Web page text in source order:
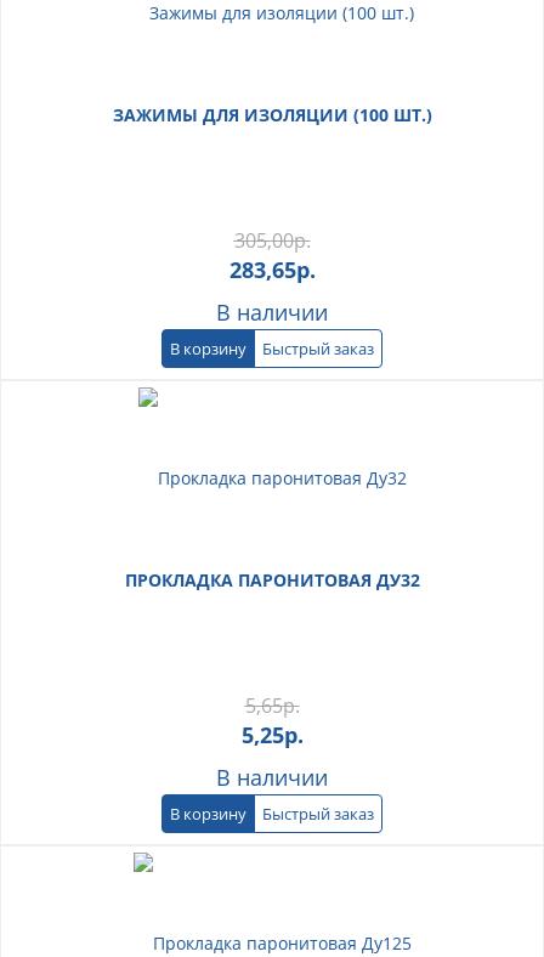
ЗАЖИМЫ ДЛЯ ИЗОЛЯЦИИ (100 ШТ.)
305,00р.
283,65р.
В наличии
В корзину Быстрый заказ
ПРОКЛАДКА ПАРОНИТОВАЯ ДУ32
5,65р.
5,25р.
В наличии
В корзину Быстрый заказ